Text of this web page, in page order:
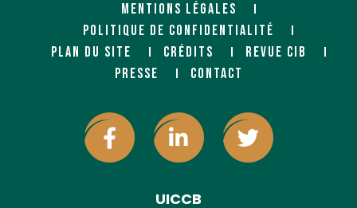
GIPP 81 - (GEDIBOIS)
2 rue Antoine Lavoisier
Z.I. Albi St Juery
GRAND PORT MARITIME DE
Partenaire
152 quai de Bacalan
CS 41 320
33082 BORDEAUX CEDEX
https://www.bordeaux-port.f
MENTIONS LÉGALES
POLITIQUE DE CONFIDENTIALITÉ
PLAN DU SITE
CRÉDITS
REVUE CIB
PRESSE
CONTACT
UICCB